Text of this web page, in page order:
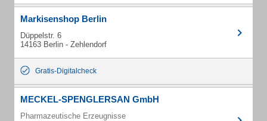
Markisenshop Berlin
Düppelstr. 6
14163 Berlin - Zehlendorf
Gratis-Digitalcheck
MECKEL-SPENGLERSAN GmbH
Pharmazeutische Erzeugnisse